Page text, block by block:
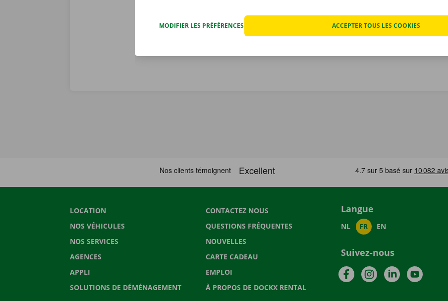
LOCATION
NOS VÉHICULES
NOS SERVICES
AGENCES
APPLI
SOLUTIONS DE DÉMÉNAGEMENT
CONTACTEZ NOUS
QUESTIONS FRÉQUENTES
NOUVELLES
CARTE CADEAU
EMPLOI
À PROPOS DE DOCKX RENTAL
Langue
NL FR EN
Suivez-nous
FacebookInstagramLinkedInYouTube
MODIFIER LES PRÉFÉRENCES ACCEPTER TOUS LES COOKIES